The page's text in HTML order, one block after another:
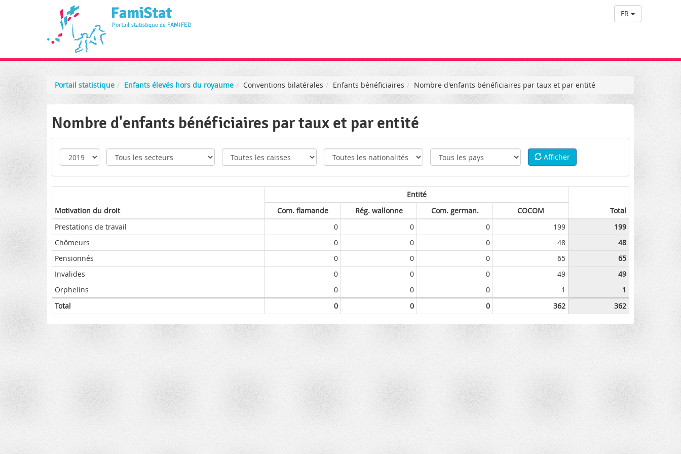
FR
Portail statistique Enfants élevés hors du royaume Conventions bilatérales Enfants bénéficiaires Nombre d'enfants bénéficiaires par taux et par entité
Nombre d'enfants bénéficiaires par taux et par entité
Afficher
Motivation du droit
Entité
Total
Com. flamande Rég. wallonne Com. german.
COCOM
Prestations de travail
0 0 0 199
199
Chômeurs
0 0 0 48
48
Pensionnés
0 0 0 65
65
Invalides
0 0 0 49
49
Orphelins
0 0 0 1
1
Total
0 0 0 362 362